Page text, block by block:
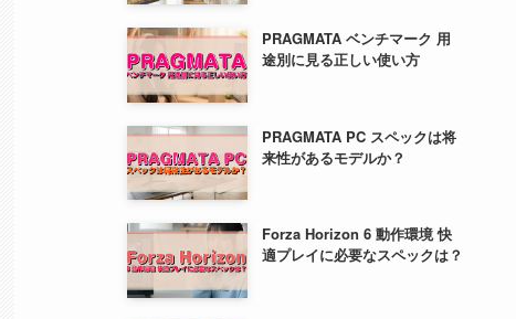
PRAGMATA ベンチマーク 用
途別に見る正しい使い方
PRAGMATA PC スペックは将
来性があるモデルか？
Forza Horizon 6 動作環境 快
適プレイに必要なスペックは？